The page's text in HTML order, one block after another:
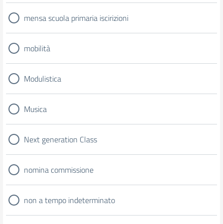
mensa scuola primaria iscirizioni
mobilità
Modulistica
Musica
Next generation Class
nomina commissione
non a tempo indeterminato